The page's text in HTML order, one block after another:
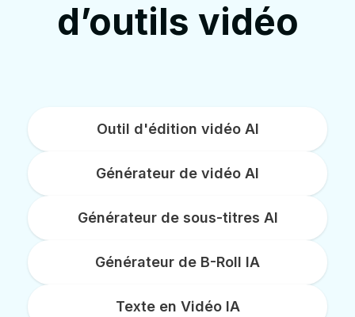
d’outils vidéo
Outil d'édition vidéo AI
Générateur de vidéo AI
Générateur de sous-titres AI
Générateur de B-Roll IA
Texte en Vidéo IA